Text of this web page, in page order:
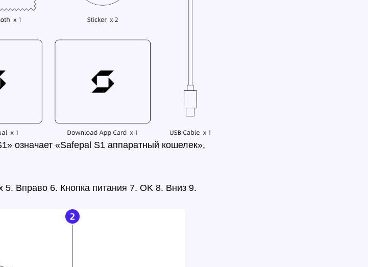
означает «Safepal S1 аппаратный кошелек»,
Вправо 6. Кнопка питания 7. OK 8. Вниз 9.